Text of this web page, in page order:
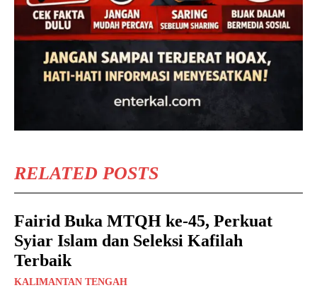
RELATED POSTS
Fairid Buka MTQH ke-45, Perkuat
Syiar Islam dan Seleksi Kafilah
Terbaik
KALIMANTAN TENGAH